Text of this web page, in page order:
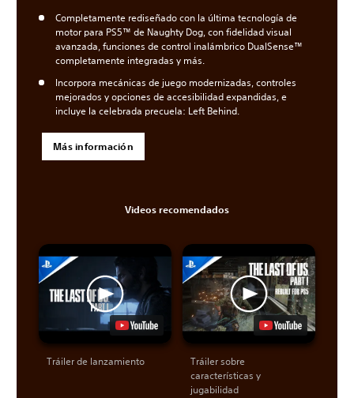
Completamente rediseñado con la última tecnología de
motor para PS5™ de Naughty Dog, con fidelidad visual
avanzada, funciones de control inalámbrico DualSense™
completamente integradas y más.
Incorpora mecánicas de juego modernizadas, controles
mejorados y opciones de accesibilidad expandidas, e
incluye la celebrada precuela: Left Behind.
Más información
Videos recomendados
Tráiler de lanzamiento
Tráiler sobre
características y
jugabilidad